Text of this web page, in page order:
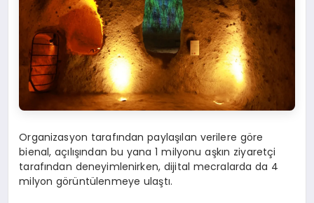
Organizasyon tarafından paylaşılan verilere göre
bienal, açılışından bu yana 1 milyonu aşkın ziyaretçi
tarafından deneyimlenirken, dijital mecralarda da 4
milyon görüntülenmeye ulaştı.